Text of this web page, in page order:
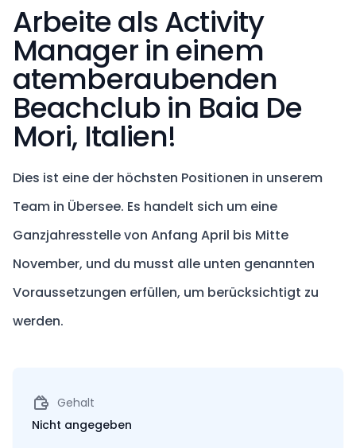
Arbeite als Activity
Manager in einem
atemberaubenden
Beachclub in Baia De
Mori, Italien!
Dies ist eine der höchsten Positionen in unserem
Team in Übersee. Es handelt sich um eine
Ganzjahresstelle von Anfang April bis Mitte
November, und du musst alle unten genannten
Voraussetzungen erfüllen, um berücksichtigt zu
werden.
Gehalt
Nicht angegeben